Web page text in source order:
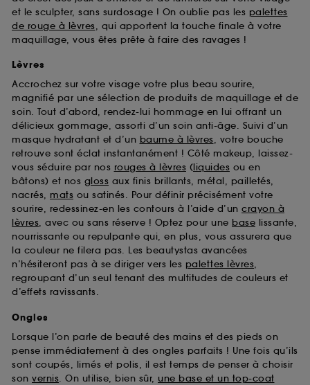
et le sculpter, sans surdosage ! On oublie pas les palettes
de rouge à lèvres, qui apportent la touche finale à votre
maquillage, vous êtes prête à faire des ravages !
Lèvres
Accrochez sur votre visage votre plus beau sourire,
magnifié par une sélection de produits de maquillage et de
soin. Tout d’abord, rendez-lui hommage en lui offrant un
délicieux gommage, assorti d’un soin anti-âge. Suivi d’un
masque hydratant et d’un baume à lèvres, votre bouche
retrouve sont éclat instantanément ! Côté makeup, laissez-
vous séduire par nos rouges à lèvres (liquides ou en
bâtons) et nos gloss aux finis brillants, métal, pailletés,
nacrés, mats ou satinés. Pour définir précisément votre
sourire, redessinez-en les contours à l’aide d’un crayon à
lèvres, avec ou sans réserve ! Optez pour une base lissante,
nourrissante ou repulpante qui, en plus, vous assurera que
la couleur ne filera pas. Les beautystas avancées
n’hésiteront pas à se diriger vers les palettes lèvres,
regroupant d’un seul tenant des multitudes de couleurs et
d’effets ravissants.
Ongles
Lorsque l’on parle de beauté des mains et des pieds on
pense immédiatement à des ongles parfaits ! Une fois qu’ils
sont coupés, limés et polis, il est temps de penser à choisir
son vernis. On utilise, bien sûr, une base et un top-coat